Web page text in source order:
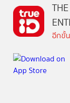
อีกขั้